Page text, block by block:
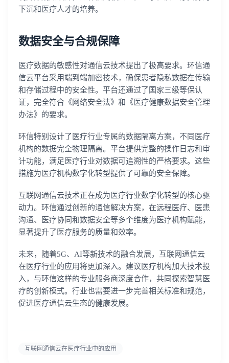
下沉和医疗人才的培养。
数据安全与合规保障
医疗数据的敏感性对通信云技术提出了极高要求。环信通
信云平台采用端到端加密技术，确保患者隐私数据在传输
和存储过程中的安全性。平台还通过了国家三级等保认
证，完全符合《网络安全法》和《医疗健康数据安全管理
办法》的要求。
环信特别设计了医疗行业专属的数据隔离方案，不同医疗
机构的数据完全物理隔离。平台提供完整的操作日志和审
计功能，满足医疗行业对数据可追溯性的严格要求。这些
措施为医疗机构数字化转型提供了可靠的安全保障。
互联网通信云技术正在成为医疗行业数字化转型的核心驱
动力。环信通过创新的通信解决方案，在远程医疗、医患
沟通、医疗协同和数据安全等多个维度为医疗机构赋能，
显著提升了医疗服务的质量和效率。
未来，随着5G、AI等新技术的融合发展，互联网通信云
在医疗行业的应用将更加深入。建议医疗机构加大技术投
入，与环信这样的专业服务商深度合作，共同探索智慧医
疗的创新模式。行业也需要进一步完善相关标准和规范，
促进医疗通信云生态的健康发展。
互联网通信云在医疗行业中的应用